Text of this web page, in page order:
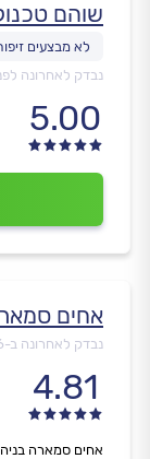
שוהם
נבדק לאחרונה
5.00
אחים
נבדק לאחרונה ב-
4.81
אחים סמארה